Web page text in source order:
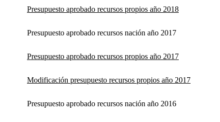
Presupuesto aprobado recursos propios año 2018
Presupuesto aprobado recursos nación año 2017
Presupuesto aprobado recursos propios año 2017
Modificación presupuesto recursos propios año 2017
Presupuesto aprobado recursos nación año 2016